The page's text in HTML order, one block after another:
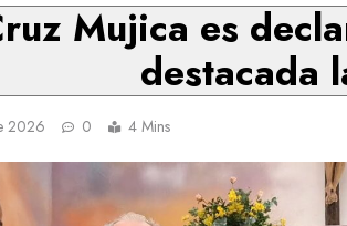
Mujica es
destacada
2026 0 4 Mins